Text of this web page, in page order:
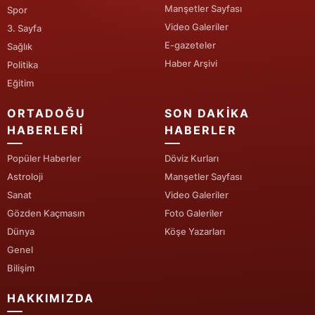
Yalova
Karabük
Osmaniye
Düzce
Spor
3. Sayfa
Sağlık
Politika
Eğitim
Manşetler Sayfası
Video Galeriler
E-gazeteler
Haber Arşivi
ORTADOĞU
HABERLERI
Popüler Haberler
Astroloji
Sanat
Gözden Kaçmasın
Dünya
Genel
Bilişim
SON DAKIKA
HABERLER
Döviz Kurları
Manşetler Sayfası
Video Galeriler
Foto Galeriler
Köşe Yazarları
HAKKIMIZDA